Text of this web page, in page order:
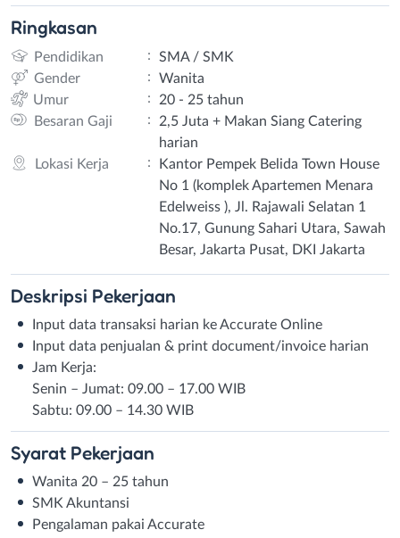
Ringkasan
Pendidikan :
SMA / SMK
Gender
:
Wanita
Umur
:
20 - 25 tahun
Besaran Gaji
:
2,5 Juta + Makan Siang Catering
harian
Lokasi Kerja
:
Kantor Pempek Belida Town House
No 1 (komplek Apartemen Menara
Edelweiss ), Jl. Rajawali Selatan 1
No.17, Gunung Sahari Utara, Sawah
Besar, Jakarta Pusat, DKI Jakarta
Deskripsi Pekerjaan
Input data transaksi harian ke Accurate Online
Input data penjualan & print document/invoice harian
Jam Kerja:
Senin – Jumat: 09.00 – 17.00 WIB
Sabtu: 09.00 – 14.30 WIB
Syarat Pekerjaan
Wanita 20 – 25 tahun
SMK Akuntansi
Pengalaman pakai Accurate